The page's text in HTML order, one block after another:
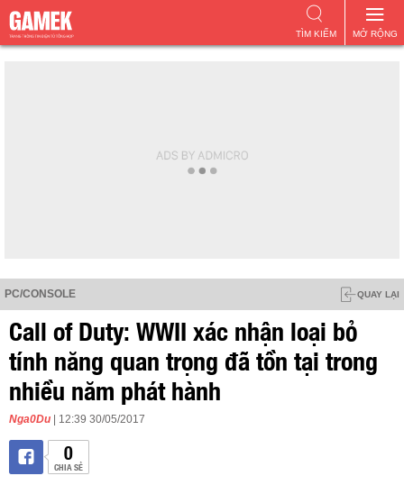
MỞ RỘNG
TÌM KIẾM
PC/CONSOLE QUAY LẠI
Call of Duty: WWII xác nhận loại bỏ
tính năng quan trọng đã tồn tại trong
nhiều năm phát hành
Nga0Du | 12:39 30/05/2017
0
CHIA SẺ